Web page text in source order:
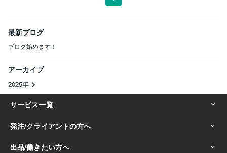
最新ブログ
ブログ始めます！
アーカイブ
2025年